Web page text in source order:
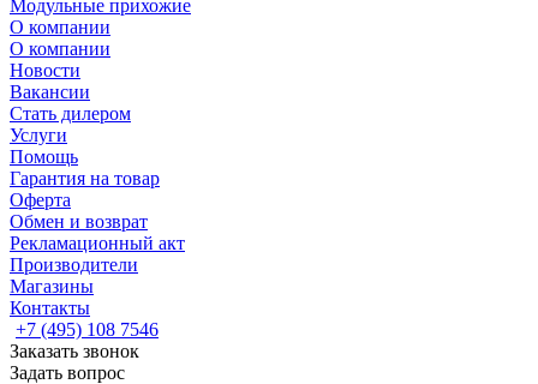
Модульные прихожие
О компании
О компании
Новости
Вакансии
Стать дилером
Услуги
Помощь
Гарантия на товар
Оферта
Обмен и возврат
Рекламационный акт
Производители
Магазины
Контакты
+7 (495) 108 7546
Заказать звонок
Задать вопрос